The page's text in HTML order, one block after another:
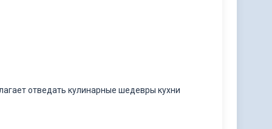
отведать кулинарные шедевры кухни